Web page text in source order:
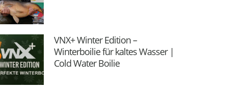
VNX+ Winter Edition –
Winterboilie für kaltes Wasser |
Cold Water Boilie